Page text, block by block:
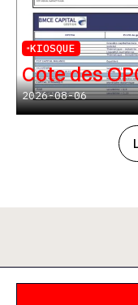
KIOSQUE
Cote des
2026-08-06